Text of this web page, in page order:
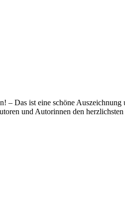
– Das ist eine schöne
und Autorinnen den